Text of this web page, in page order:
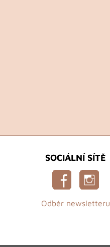
SOCIÁLNÍ SÍTĚ
Odběr newsletteru